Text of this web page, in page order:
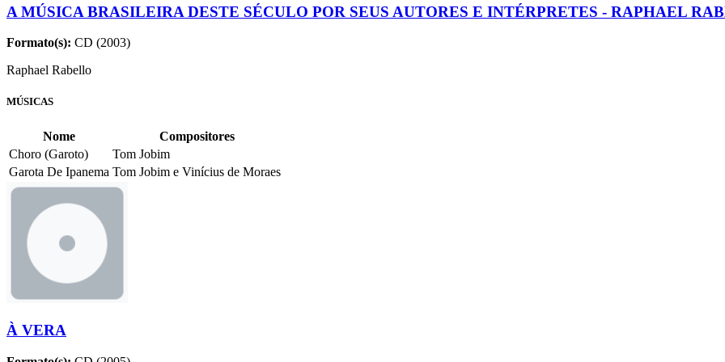
A MÚSICA BRASILEIRA DESTE SÉCULO POR SEUS AUTORES E INTÉRPRETES - RAPHAEL
Formato(s): CD (2003)
Raphael Rabello
MÚSICAS
Nome
Compositores
Choro (Garoto)
Tom Jobim
Garota De Ipanema Tom Jobim e Vinícius de Moraes
À VERA